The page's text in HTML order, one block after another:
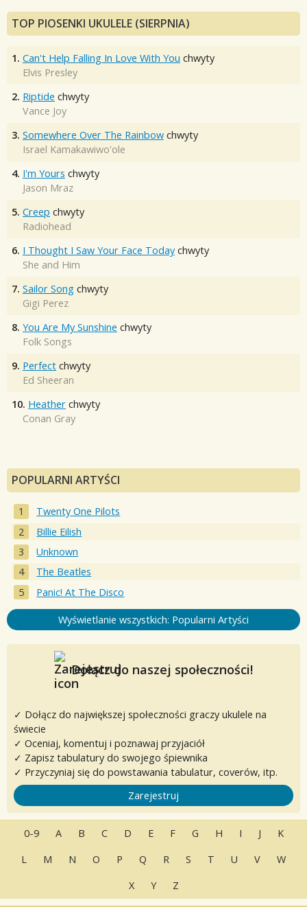
TOP PIOSENKI UKULELE (SIERPNIA)
1. Can't Help Falling In Love With You chwyty
Elvis Presley
2. Riptide chwyty
Vance Joy
3. Somewhere Over The Rainbow chwyty
Israel Kamakawiwo'ole
4. I'm Yours chwyty
Jason Mraz
5. Creep chwyty
Radiohead
6. I Thought I Saw Your Face Today chwyty
She and Him
7. Sailor Song chwyty
Gigi Perez
8. You Are My Sunshine chwyty
Folk Songs
9. Perfect chwyty
Ed Sheeran
10. Heather chwyty
Conan Gray
POPULARNI ARTYŚCI
Twenty One Pilots
Billie Eilish
Unknown
The Beatles
Panic! At The Disco
Wyświetlanie wszystkich: Popularni Artyści
Dołącz do naszej społeczności!
✓ Dołącz do największej społeczności graczy ukulele na
świecie
✓ Oceniaj, komentuj i poznawaj przyjaciół
✓ Zapisz tabulatury do swojego śpiewnika
✓ Przyczyniaj się do powstawania tabulatur, coverów, itp.
Zarejestruj
0-9 A B C D E F G H I J
K
L
M N O P Q R S T U V
W
X
Y Z